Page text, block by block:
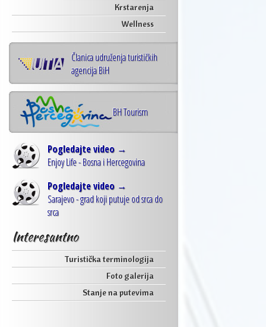
Krstarenja
Wellness
Članica udruženja turističkih
agencija BiH
BH Tourism
Pogledajte video →
Enjoy Life - Bosna i Hercegovina
Pogledajte video →
Sarajevo - grad koji putuje od srca do
srca
Interesantno
Turistička terminologija
Foto galerija
Stanje na putevima